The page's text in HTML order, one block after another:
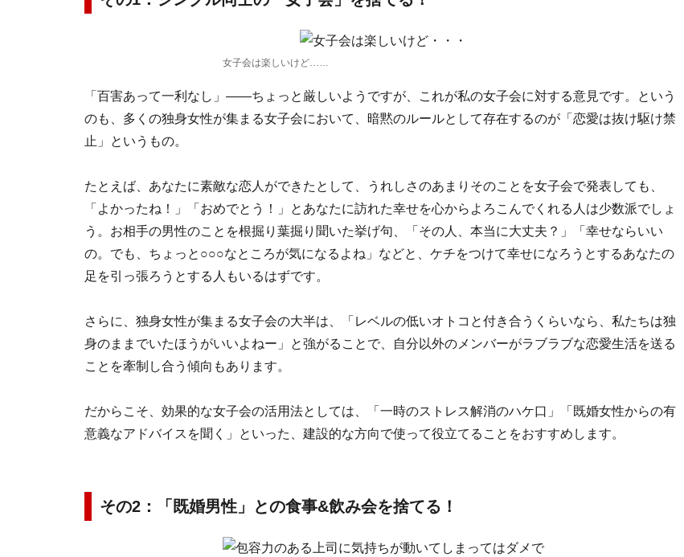
女子会は楽しいけど……
「百害あって一利なし」――ちょっと厳しいようですが、これが私の女子会に対する意見です。という
のも、多くの独身女性が集まる女子会において、暗黙のルールとして存在するのが「恋愛は抜け駆け禁
止」というもの。
たとえば、あなたに素敵な恋人ができたとして、うれしさのあまりそのことを女子会で発表しても、
「よかったね！」「おめでとう！」とあなたに訪れた幸せを心からよろこんでくれる人は少数派でしょ
う。お相手の男性のことを根掘り葉掘り聞いた挙げ句、「その人、本当に大丈夫？」「幸せならいい
の。でも、ちょっと○○○なところが気になるよね」などと、ケチをつけて幸せになろうとするあなたの
足を引っ張ろうとする人もいるはずです。
さらに、独身女性が集まる女子会の大半は、「レベルの低いオトコと付き合うくらいなら、私たちは独
身のままでいたほうがいいよねー」と強がることで、自分以外のメンバーがラブラブな恋愛生活を送る
ことを牽制し合う傾向もあります。
だからこそ、効果的な女子会の活用法としては、「一時のストレス解消のハケ口」「既婚女性からの有
意義なアドバイスを聞く」といった、建設的な方向で使って役立てることをおすすめします。
その2：「既婚男性」との食事&飲み会を捨てる！